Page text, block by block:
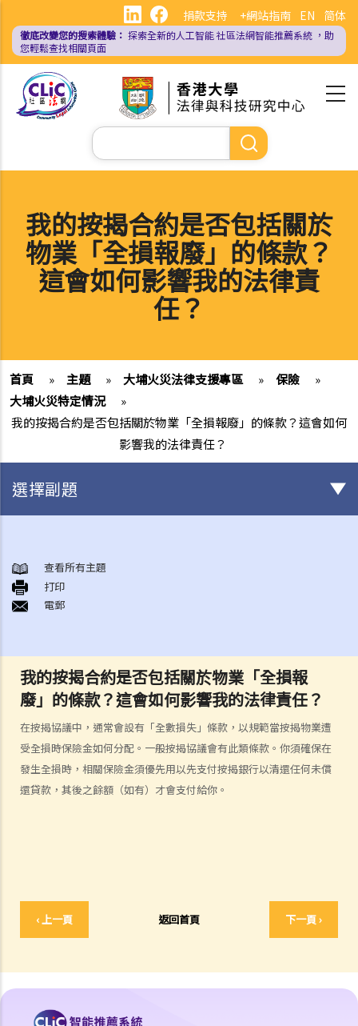
內
EN 简体
捐款支持 +網站指南
徹底改變您的搜索體驗： 探索全新的人工智能社區法網智能推薦系統 ，助
您輕鬆查找相關頁面
Search
我的按揭合約是否包括關於
物業「全損報廢」的條款？
這會如何影響我的法律責
任？
首頁 » 主題 » 大埔火災法律支援專區 » 保險
»
大埔火災特定情況
»
我的按揭合約是否包括關於物業「全損報廢」的條款？這會如何
影響我的法律責任？
我的按揭合約是否包括關於物業「全損報
廢」的條款？這會如何影響我的法律責任？
在按揭協議中，通常會設有「全數損失」條款，以規範當按揭物業遭
受全損時保險金如何分配。一般按揭協議會有此類條款。你須確保在
發生全損時，相關保險金須優先用以先支付按揭銀行以清還任何未償
還貸款，其後之餘額（如有）才會支付給你。
‹ 上一頁 返回首頁 下一頁 ›
選擇副題
A. 火葬
B. 骨灰安置所（靈灰安置所）
C. 土葬
E. 骨灰撒海
F. 遺體／骨殖／骨灰出入香港
人身傷亡
傷者本人
何謂「人身傷害」？
我受傷後，何時可提出申索？
如何就人身傷害提出申索？
7. 屬實申述
9. 核對表評檢及案件管理問卷
查看所有主題
打印
電郵